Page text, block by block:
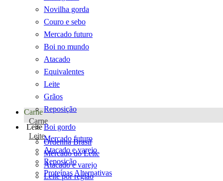
Novilha gorda
Couro e sebo
Mercado futuro
Boi no mundo
Atacado
Equivalentes
Leite
Grãos
Reposição
Carne
Carne
Boi gordo
Mercado futuro
Atacado e varejo
Reposição
Proteínas Alternativas
Leite
Leite
Ordenha Brasil
Mercado do Leite
Atacado e varejo
Leite por região